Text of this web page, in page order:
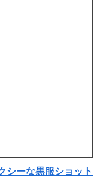
シーな黒服ショット